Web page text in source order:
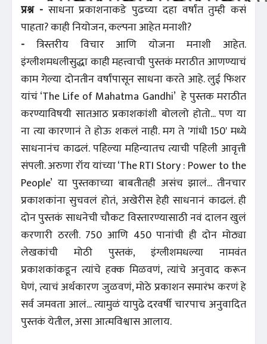
प्रश्न -साधना प्रकाशनाकडे पुढच्या दहा वर्षांत तुम्ही कसं
पाहता? काही नियोजन, कल्पना आहेत मनाशी?
- त्रिस्तरीय विचार आणि योजना मनाशी आहेत.
इंग्लीशमधलीसुद्धा काही महत्त्वाची पुस्तकं मराठीत आणण्याचं
काम गेल्या दोनतीन वर्षांपासून साधना करते आहे. लुई फिशर
यांचं ‘The Life of Mahatma Gandhi’ हे पुस्तक मराठीत
करण्याविषयी सातआठ प्रकाशकांशी बोललो होतो... पण या
ना त्या कारणानं ते होऊ शकलं नाही. मग ते 'गांधी 150' मध्ये
साधनानंच काढलं. पहिल्या महिन्यातच त्याची पहिली आवृत्ती
संपली. अरुणा रॉय यांच्या ‘The RTI Story : Power to the
People’ या पुस्तकाच्या बाबतीतही असंच झालं... तीनचार
प्रकाशकांना सुचवलं होतं, अखेरीस हेही साधनानं काढलं. ही
दोन पुस्तकं साधनेची चौकट विस्तारण्यासाठी नवं दालन खुलं
करणारी ठरली. 750 आणि 450 पानांची ही दोन मोठ्या
लेखकांची मोठी पुस्तकं, इंग्लीशमधल्या नामवंत
प्रकाशकांकडून त्यांचे हक्क मिळवणं, त्यांचे अनुवाद करून
घेणं, त्याचं अर्थकारण जुळवणं, मोठे प्रकाशन समारंभ करणं हे
सर्व जमवता आलं... त्यामुळं यापुढे दरवर्षी चारपाच अनुवादित
पुस्तकं येतील, असा आत्मविश्वास आलाय.